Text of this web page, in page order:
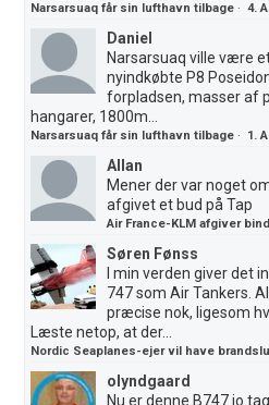
Narsarsuaq får sin lufthavn tilbage ·4.
Daniel
Narsarsuaq ville være
nyindkøbte P8
forpladsen, masser af
hangarer, 1800m...
Narsarsuaq får sin lufthavn tilbage · 1.
Allan
Mener der var noget
afgivet et bud på Tap
Air France-KLM afgiver
Søren Fønss
I min verden giver det
747 som Air Tankers.
præcise nok, ligesom
Læste netop, at der...
Nordic Seaplanes-ejer vil have
olyndgaard
Nu er denne B747 jo